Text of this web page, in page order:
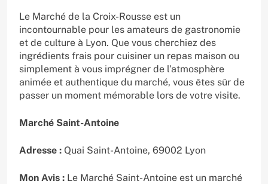
Le Marché de la Croix-Rousse est un
incontournable pour les amateurs de gastronomie
et de culture à Lyon. Que vous cherchiez des
ingrédients frais pour cuisiner un repas maison ou
simplement à vous imprégner de l’atmosphère
animée et authentique du marché, vous êtes sûr de
passer un moment mémorable lors de votre visite.
Marché Saint-Antoine
Adresse : Quai Saint-Antoine, 69002 Lyon
Mon Avis : Le Marché Saint-Antoine est un marché